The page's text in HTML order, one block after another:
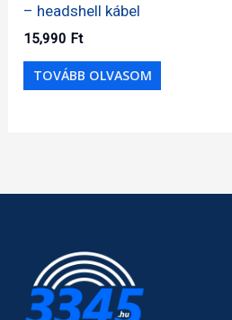
– headshell kábel
15,990 Ft
TOVÁBB OLVASOM